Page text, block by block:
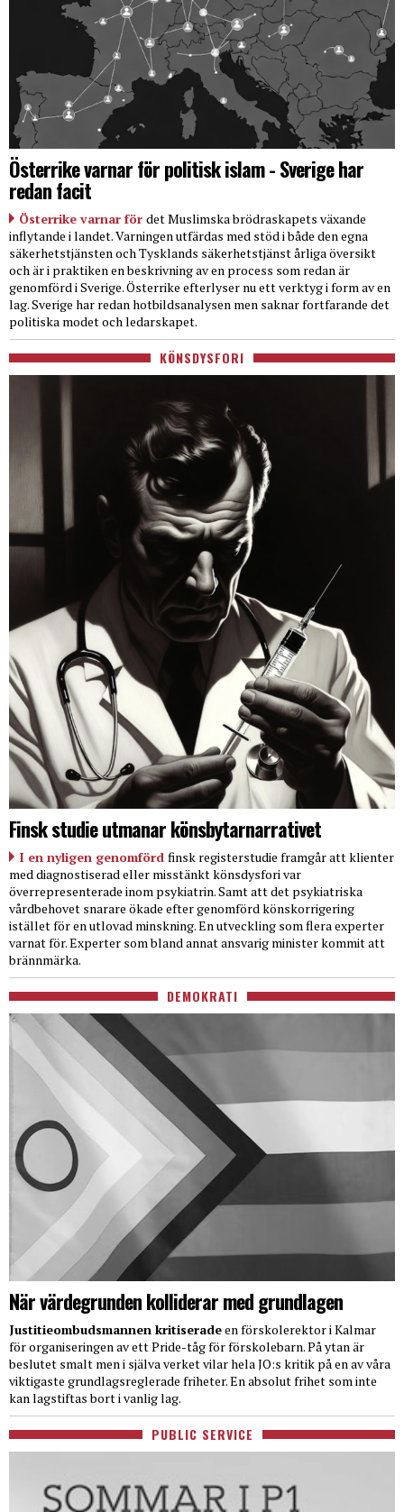
Österrike varnar för politisk islam - Sverige har
redan facit
Österrike varnar för det Muslimska brödraskapets växande
inflytande i landet. Varningen utfärdas med stöd i både den egna
säkerhetstjänsten och Tysklands säkerhetstjänst årliga översikt
och är i praktiken en beskrivning av en process som redan är
genomförd i Sverige. Österrike efterlyser nu ett verktyg i form av en
lag. Sverige har redan hotbildsanalysen men saknar fortfarande det
politiska modet och ledarskapet.
KÖNSDYSFORI
Finsk studie utmanar könsbytarnarrativet
I en nyligen genomförd finsk registerstudie framgår att klienter
med diagnostiserad eller misstänkt könsdysfori var
överrepresenterade inom psykiatrin. Samt att det psykiatriska
vårdbehovet snarare ökade efter genomförd könskorrigering
istället för en utlovad minskning. En utveckling som flera experter
varnat för. Experter som bland annat ansvarig minister kommit att
brännmärka.
DEMOKRATI
När värdegrunden kolliderar med grundlagen
Justitieombudsmannen kritiseradeen förskolerektor i Kalmar
för organiseringen av ett Pride-tåg för förskolebarn. På ytan är
beslutet smalt men i själva verket vilar hela JO:s kritik på en av våra
viktigaste grundlagsreglerade friheter. En absolut frihet som inte
kan lagstiftas bort i vanlig lag.
PUBLIC SERVICE